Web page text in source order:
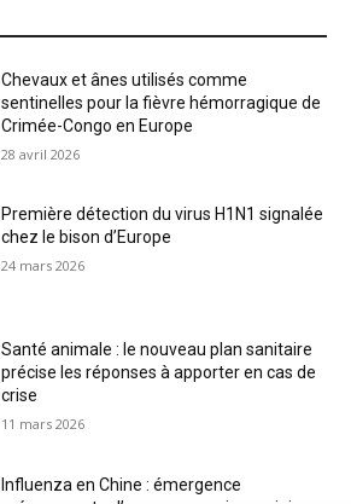
Chevaux et ânes utilisés comme
sentinelles pour la fièvre hémorragique de
Crimée-Congo en Europe
28 avril 2026
Première détection du virus H1N1 signalée
chez le bison d’Europe
24 mars 2026
Santé animale : le nouveau plan sanitaire
précise les réponses à apporter en cas de
crise
11 mars 2026
Influenza en Chine : émergence